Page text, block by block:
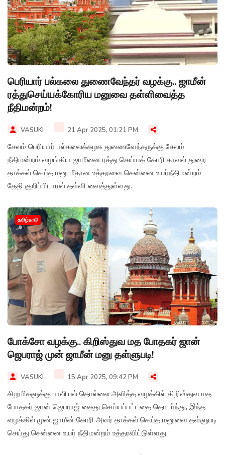
பெரியார் பல்கலை துணைவேந்தர் வழக்கு.. ஜாமீன்
ரத்துசெய்யக்கோரிய மனுவை தள்ளிவைத்த
நீதிமன்றம்!
VASUKI 21 Apr 2025, 01:21 PM
சேலம் பெரியார் பல்கலைக்கழக துணைவேந்தருக்கு சேலம்
நீதிமன்றம் வழங்கிய ஜாமீனை ரத்து செய்யக் கோரி காவல் துறை
தாக்கல் செய்த மனு மீதான உத்தரவை சென்னை உயர்நீதிமன்றம்
தேதி குறிப்பிடாமல் தள்ளி வைத்துள்ளது.
தமிழ்நாடு
போக்சோ வழக்கு.. கிறிஸ்துவ மத போதகர் ஜான்
ஜெபராஜ் முன் ஜாமீன் மனு தள்ளுபடி!
VASUKI 15 Apr 2025, 09:42 PM
சிறுமிகளுக்கு பாலியல் தொல்லை அளித்த வழக்கில் கிறிஸ்துவ மத
போதகர் ஜான் ஜெபராஜ் கைது செய்யப்பட்டதை தொடர்ந்து, இந்த
வழக்கில் முன் ஜாமீன் கோரி அவர் தாக்கல் செய்த மனுவை தள்ளுபடி
செய்து சென்னை உயர் நீதிமன்றம் உத்தரவிட்டுள்ளது.